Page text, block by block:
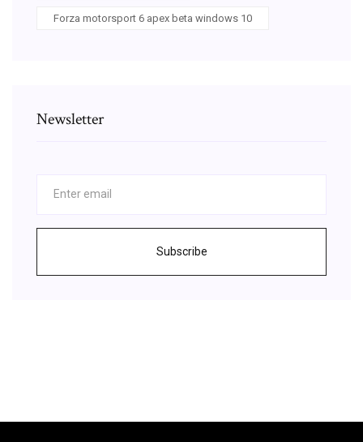
Forza motorsport 6 apex beta windows 10
Newsletter
Subscribe